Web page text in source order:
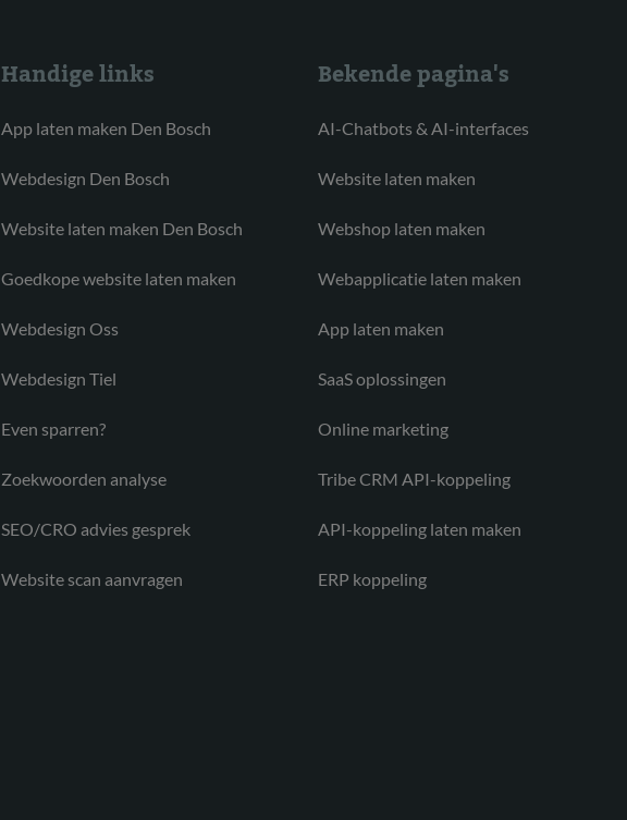
Handige links
App laten maken Den Bosch
Webdesign Den Bosch
Website laten maken Den Bosch
Goedkope website laten maken
Webdesign Oss
Webdesign Tiel
Even sparren?
Zoekwoorden analyse
SEO/CRO advies gesprek
Website scan aanvragen
Bekende pagina's
AI-Chatbots & AI-interfaces
Website laten maken
Webshop laten maken
Webapplicatie laten maken
App laten maken
SaaS oplossingen
Online marketing
Tribe CRM API-koppeling
API-koppeling laten maken
ERP koppeling